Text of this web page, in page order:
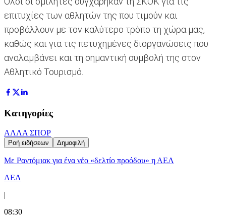
επιτυχίες των αθλητών της που τιμούν και
προβάλλουν με τον καλύτερο τρόπο τη χώρα μας,
καθώς και για τις πετυχημένες διοργανώσεις που
αναλαμβάνει και τη σημαντική συμβολή της στον
Αθλητικό Τουρισμό.
Κατηγορίες
ΑΛΛΑ ΣΠΟΡ
Ροή ειδήσεων Δημοφιλή
Με Ραντόμιακ για ένα νέο «δελτίο προόδου» η ΑΕΛ
ΑΕΛ
|
08:30